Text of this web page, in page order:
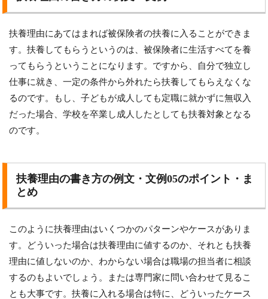
扶養理由にあてはまれば被保険者の扶養に入ることができま
す。扶養してもらうというのは、被保険者に生活すべてを養
ってもらうということになります。ですから、自分で独立し
仕事に就き、一定の条件から外れたら扶養してもらえなくな
るのです。もし、子どもが成人しても定職に就かずに無収入
だった場合、学校を卒業し成人したとしても扶養対象となる
のです。
扶養理由の書き方の例文・文例05のポイント・ま
とめ
このように扶養理由はいくつかのパターンやケースがありま
す。どういった場合は扶養理由に値するのか、それとも扶養
理由に値しないのか、わからない場合は職場の担当者に相談
するのもよいでしょう。または専門家に問い合わせて見るこ
とも大事です。扶養に入れる場合は特に、どういったケース